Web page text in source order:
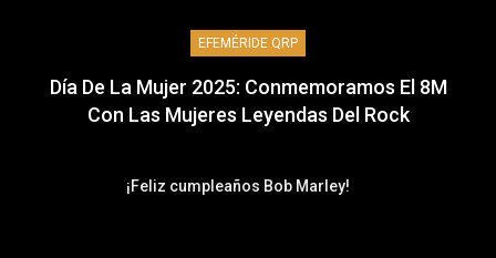
EFEMÉRIDE QRP
Día De La Mujer 2025: Conmemoramos El 8M
Con Las Mujeres Leyendas Del Rock
¡Feliz cumpleaños Bob Marley!